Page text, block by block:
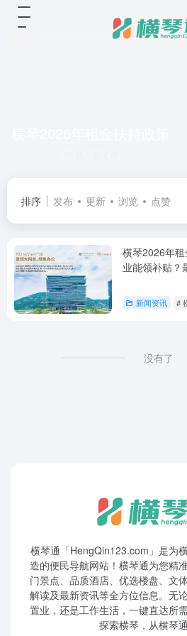
排序 发布 更新 浏览 点赞
横琴2026年
业能领补贴？
新闻资讯 #
没有了
横琴通「HengQin123.com」是为
造的便民导航网站！横琴通为您精
门景点、品质酒店、优选楼盘、文
解读及最新资讯等全方位信息。无
置业，还是工作生活，一键直达
探索横琴，从横琴